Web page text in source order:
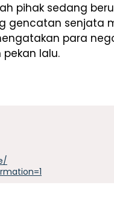
pihak sedang
gencatan senjata
para
lalu.